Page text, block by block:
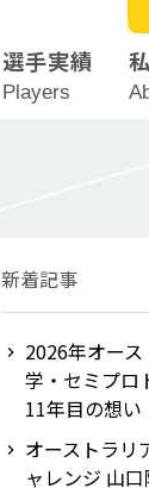
選手実績
Players
新着記事
2026年オー
学・セミプロ
11年目の想い
オーストラリ
ャレンジ 山